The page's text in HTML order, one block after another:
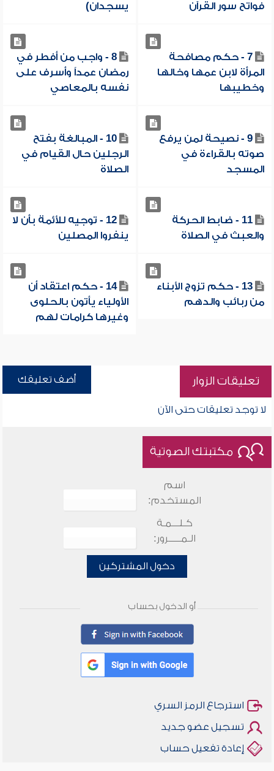
فواتح سور القرآن
يسجدان)
7 - حكم مصافحة
المرأة لابن عمها وخالها
وخطيبها
8 - واجب من أفطر في
رمضان عمداً وأسرف على
نفسه بالمعاصي
9 - نصيحة لمن يرفع
صوته بالقراءة في
المسجد
10 - المبالغة بفتح
الرجلين حال القيام في
الصلاة
11 - ضابط الحركة
والعبث في الصلاة
12 - توجيه للأئمة بأن لا
ينفروا المصلين
13 - حكم تزوج الأبناء
من ربائب والدهم
14 - حكم اعتقاد أن
الأولياء يأتون بالحلوى
وغيرها كرامات لهم
تعليقات الزوار أضف تعليقك
لا توجد تعليقات حتى الآن
مكتبتك الصوتية
اسم
المستخدم:
كـلـــمـة
الـمـــــرور:
دخول المشتركين
أو الدخول بحساب
استرجاع الرمز السري
تسجيل عضو جديد
إعادة تفعيل حساب